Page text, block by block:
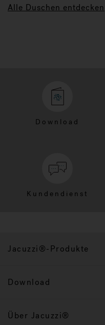
Alle Duschen entdecken
Download
Kundendienst
Jacuzzi®-Produkte
Download
Über Jacuzzi®